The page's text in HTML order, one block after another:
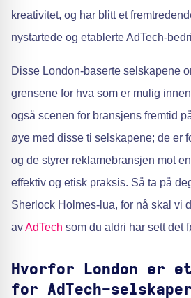
kreativitet, og har blitt et
nystartede og etablerte AdTech-
Disse London-baserte selskapene
grensene for hva som er mulig
også scenen for bransjens fremtid
øye med disse ti selskapene; de er
og de styrer reklamebransjen mot
effektiv og etisk praksis. Så ta på
Sherlock Holmes-lua, for nå skal vi
avAdTech som du aldri har sett det
Hvorfor London er
for AdTech-selskaper